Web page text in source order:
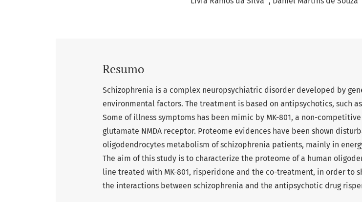
Resumo
Schizophrenia is a complex neuropsychiatric disorder developed by
environmental factors. The treatment is based on antipsychotics, such
Some of illness symptoms has been mimic by MK-801, a non-
glutamate NMDA receptor. Proteome evidences have been shown
oligodendrocytes metabolism of schizophrenia patients, mainly in
The aim of this study is to characterize the proteome of a human
line treated with MK-801, risperidone and the co-treatment, in order to
the interactions between schizophrenia and the antipsychotic drug